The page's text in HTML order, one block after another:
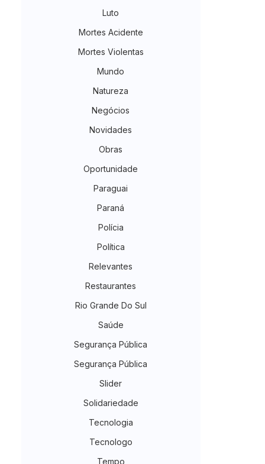
Luto
Mortes Acidente
Mortes Violentas
Mundo
Natureza
Negócios
Novidades
Obras
Oportunidade
Paraguai
Paraná
Polícia
Política
Relevantes
Restaurantes
Rio Grande Do Sul
Saúde
Segurança Pública
Segurança Pública
Slider
Solidariedade
Tecnologia
Tecnologo
Tempo